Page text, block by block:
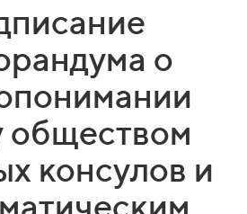
о
обществом
консулов и